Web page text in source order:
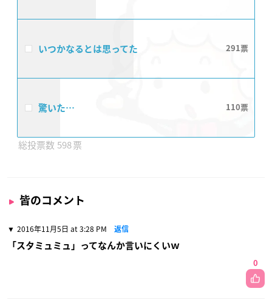
いつかなるとは思ってた 291
驚いた… 110
598
皆のコメント
2016年11月5日 at 3:28 PM 返信
「スタミュミュ」ってなんか言いにくいｗ
0